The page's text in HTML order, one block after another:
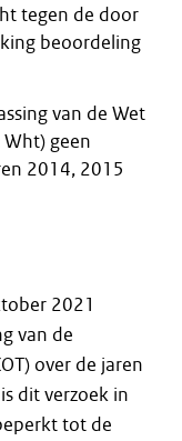
tegen de door
beoordeling
van de Wet
geen
2014, 2015
2021
van de
over de jaren
dit verzoek in
tot de